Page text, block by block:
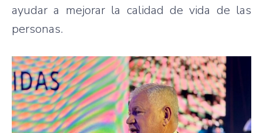
ayudar a mejorar la calidad de vida de las
personas.